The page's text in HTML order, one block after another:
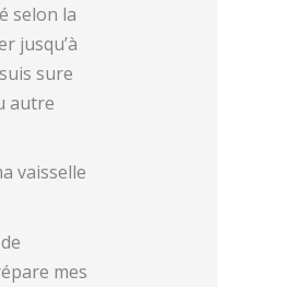
selon la
jusqu’à
sure
autre
vaisselle
mes